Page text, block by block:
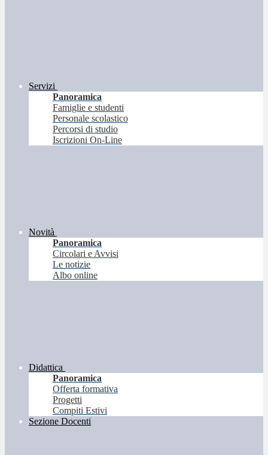
Servizi
Panoramica
Famiglie e studenti
Personale scolastico
Percorsi di studio
Iscrizioni On-Line
Novità
Panoramica
Circolari e Avvisi
Le notizie
Albo online
Didattica
Panoramica
Offerta formativa
Progetti
Compiti Estivi
Sezione Docenti